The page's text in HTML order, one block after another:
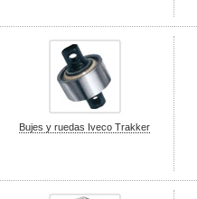
Bujes y ruedas Iveco Trakker